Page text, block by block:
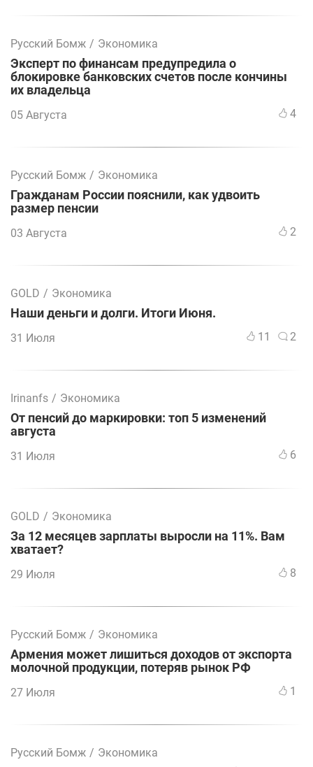
Русский Бомж / Экономика
Эксперт по финансам предупредила о
блокировке банковских счетов после кончины
их владельца
05 Августа 4
Русский Бомж / Экономика
Гражданам России пояснили, как удвоить
размер пенсии
03 Августа 2
GOLD / Экономика
Наши деньги и долги. Итоги Июня.
31 Июля 11 2
Irinanfs / Экономика
От пенсий до маркировки: топ 5 изменений
августа
31 Июля 6
GOLD / Экономика
За 12 месяцев зарплаты выросли на 11%. Вам
хватает?
29 Июля 8
Русский Бомж / Экономика
Армения может лишиться доходов от экспорта
молочной продукции, потеряв рынок РФ
27 Июля 1
Русский Бомж / Экономика